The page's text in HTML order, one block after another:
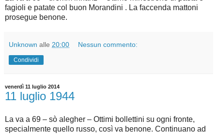
fagioli e patate col buon Morandini . La faccenda mattoni
prosegue benone.
Unknown alle 20:00 Nessun commento:
Condividi
venerdì 11 luglio 2014
11 luglio 1944
La va a 69 – sò alegher – Ottimi bollettini su ogni fronte,
specialmente quello russo, così va benone. Continuano ad